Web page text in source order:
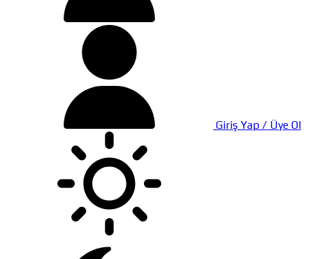
Giriş Yap / Üye Ol